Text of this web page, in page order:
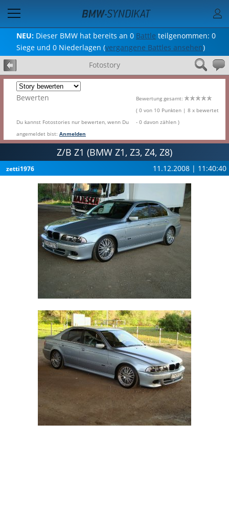
NEU: Dieser BMW hat bereits an 0 Battle teilgenommen: 0
Siege und 0 Niederlagen (vergangene Battles ansehen)
Fotostory
Bewerten
Du kannst Fotostories nur bewerten, wenn Du
angemeldet bist: Anmelden
Bewertung gesamt:
( 0 von 10 Punkten | 8 x bewertet
- 0 davon zählen )
Z/B Z1 (BMW Z1, Z3, Z4, Z8)
zetti1976 11.12.2008 | 11:40:40